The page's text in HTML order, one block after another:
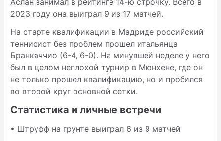
Аслан занимал в рейтинге 14-ю строчку. Всего в
2023 году она выиграл 9 из 17 матчей.
На старте квалификации в Мадриде российский
теннисист без проблем прошел итальянца
Бранкаччио (6-4, 6-0). На минувшей неделе у него
был в целом неплохой турнир в Мюнхене, где он
не только прошел квалификацию, но и пробился
во второй круг основной сетки.
Статистика и личные встречи
• Штруфф на грунте выиграл 6 из 9 матчей